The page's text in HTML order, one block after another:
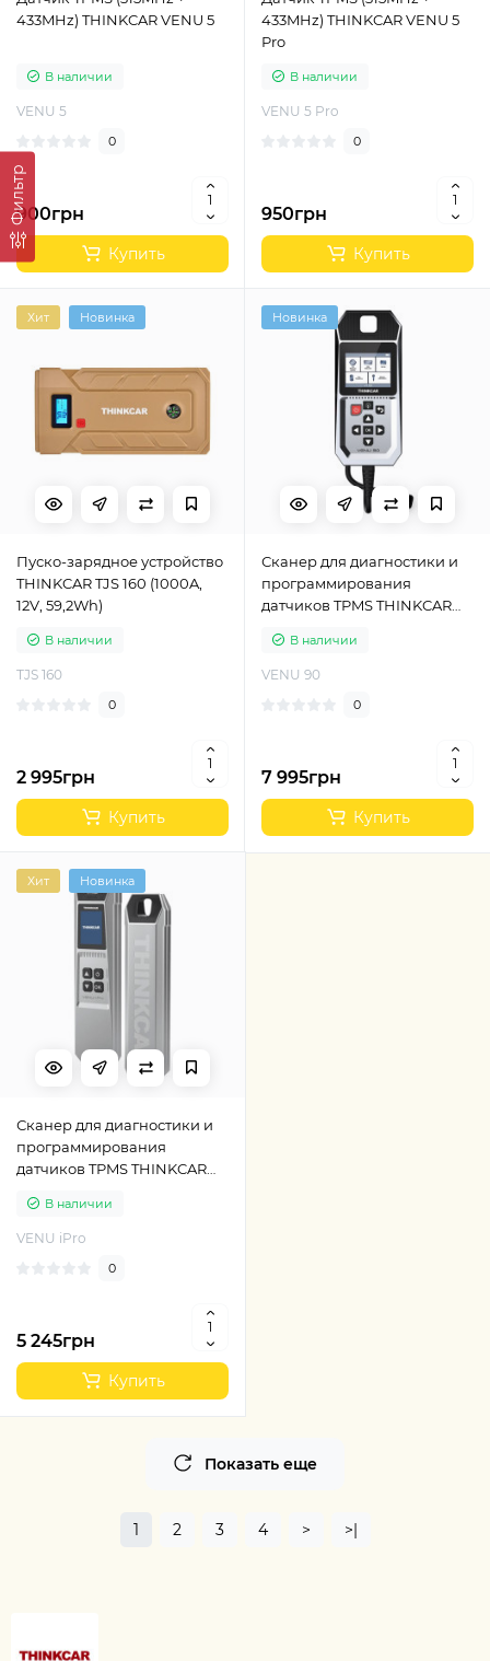
Фильтр
433MHz) THINKCAR VENU 5
В наличии
VENU 5
0
900грн
Купить
433MHz) THINKCAR VENU 5
Pro
В наличии
VENU 5 Pro
0
950грн
Купить
Хит Новинка
Пуско-зарядное устройство
THINKCAR TJS 160 (1000A,
12V, 59,2Wh)
В наличии
TJS 160
0
2 995грн
Купить
Новинка
Сканер для диагностики и
программирования
датчиков TPMS THINKCAR
В наличии
VENU 90
0
7 995грн
Купить
Хит Новинка
Сканер для диагностики и
программирования
датчиков TPMS THINKCAR
В наличии
VENU iPro
0
5 245грн
Купить
Показать еще
1 2 3 4 > >|